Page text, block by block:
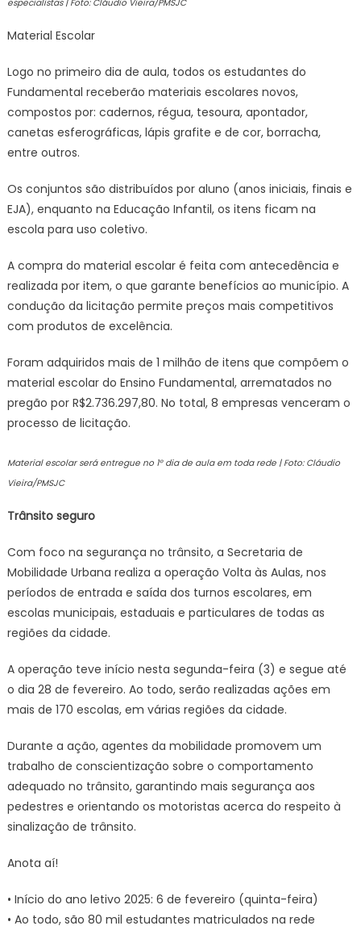
especialistas | Foto: Cláudio Vieira/PMSJC
Material Escolar
Logo no primeiro dia de aula, todos os estudantes do
Fundamental receberão materiais escolares novos,
compostos por: cadernos, régua, tesoura, apontador,
canetas esferográficas, lápis grafite e de cor, borracha,
entre outros.
Os conjuntos são distribuídos por aluno (anos iniciais, finais e
EJA), enquanto na Educação Infantil, os itens ficam na
escola para uso coletivo.
A compra do material escolar é feita com antecedência e
realizada por item, o que garante benefícios ao município. A
condução da licitação permite preços mais competitivos
com produtos de excelência.
Foram adquiridos mais de 1 milhão de itens que compõem o
material escolar do Ensino Fundamental, arrematados no
pregão por R$2.736.297,80. No total, 8 empresas venceram o
processo de licitação.
Material escolar será entregue no 1º dia de aula em toda rede | Foto: Cláudio
Vieira/PMSJC
Trânsito seguro
Com foco na segurança no trânsito, a Secretaria de
Mobilidade Urbana realiza a operação Volta às Aulas, nos
períodos de entrada e saída dos turnos escolares, em
escolas municipais, estaduais e particulares de todas as
regiões da cidade.
A operação teve início nesta segunda-feira (3) e segue até
o dia 28 de fevereiro. Ao todo, serão realizadas ações em
mais de 170 escolas, em várias regiões da cidade.
Durante a ação, agentes da mobilidade promovem um
trabalho de conscientização sobre o comportamento
adequado no trânsito, garantindo mais segurança aos
pedestres e orientando os motoristas acerca do respeito à
sinalização de trânsito.
Anota aí!
• Início do ano letivo 2025: 6 de fevereiro (quinta-feira)
• Ao todo, são 80 mil estudantes matriculados na rede